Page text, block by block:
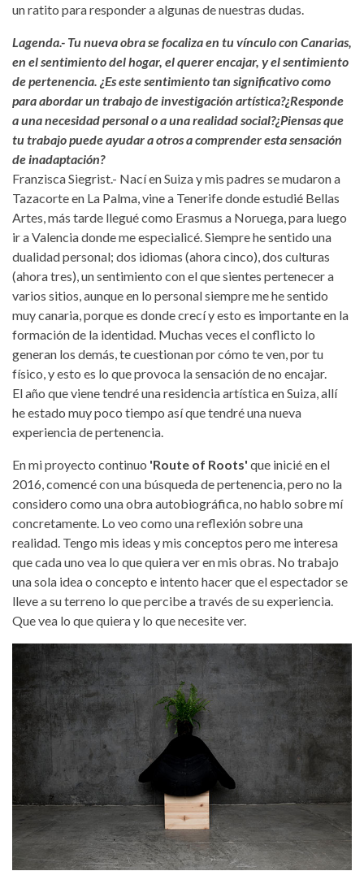
un ratito para responder a algunas de nuestras dudas.
Lagenda.- Tu nueva obra se focaliza en tu vínculo con Canarias,
en el sentimiento del hogar, el querer encajar, y el sentimiento
de pertenencia. ¿Es este sentimiento tan significativo como
para abordar un trabajo de investigación artística?¿Responde
a una necesidad personal o a una realidad social?¿Piensas que
tu trabajo puede ayudar a otros a comprender esta sensación
de inadaptación?
Franzisca Siegrist.- Nací en Suiza y mis padres se mudaron a
Tazacorte en La Palma, vine a Tenerife donde estudié Bellas
Artes, más tarde llegué como Erasmus a Noruega, para luego
ir a Valencia donde me especialicé. Siempre he sentido una
dualidad personal; dos idiomas (ahora cinco), dos culturas
(ahora tres), un sentimiento con el que sientes pertenecer a
varios sitios, aunque en lo personal siempre me he sentido
muy canaria, porque es donde crecí y esto es importante en la
formación de la identidad. Muchas veces el conflicto lo
generan los demás, te cuestionan por cómo te ven, por tu
físico, y esto es lo que provoca la sensación de no encajar.
El año que viene tendré una residencia artística en Suiza, allí
he estado muy poco tiempo así que tendré una nueva
experiencia de pertenencia.
En mi proyecto continuo 'Route of Roots' que inicié en el
2016, comencé con una búsqueda de pertenencia, pero no la
considero como una obra autobiográfica, no hablo sobre mí
concretamente. Lo veo como una reflexión sobre una
realidad. Tengo mis ideas y mis conceptos pero me interesa
que cada uno vea lo que quiera ver en mis obras. No trabajo
una sola idea o concepto e intento hacer que el espectador se
lleve a su terreno lo que percibe a través de su experiencia.
Que vea lo que quiera y lo que necesite ver.
w-siegrist-teaabstraccion_serie-2.jpg